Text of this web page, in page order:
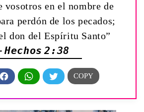
vosotros en el nombre de
perdón de los pecados;
don del Espíritu Santo”
Hechos 2:38